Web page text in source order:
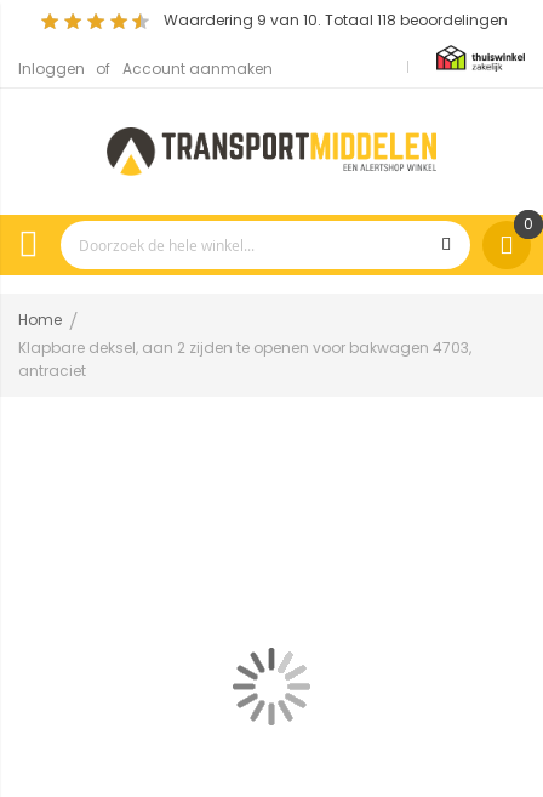
Waardering 9 van 10. Totaal 118 beoordelingen
Inloggen Account aanmaken
0
Home
Klapbare deksel, aan 2 zijden te openen voor bakwagen 4703,
antraciet